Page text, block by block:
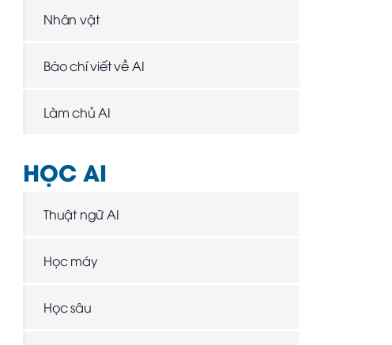
Nhân vật
Báo chí viết về AI
Làm chủ AI
HỌC AI
Thuật ngữ AI
Học máy
Học sâu